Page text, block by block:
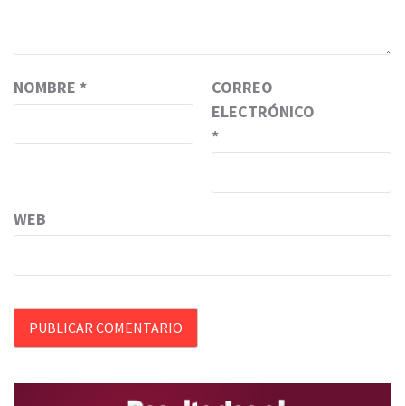
NOMBRE *
CORREO
ELECTRÓNICO
*
WEB